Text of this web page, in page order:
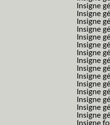
Insigne
Insigne
Insigne
Insigne
Insigne
Insigne
Insigne
Insigne
Insigne
Insigne
Insigne
Insigne
Insigne
Insigne
Insigne
Insigne